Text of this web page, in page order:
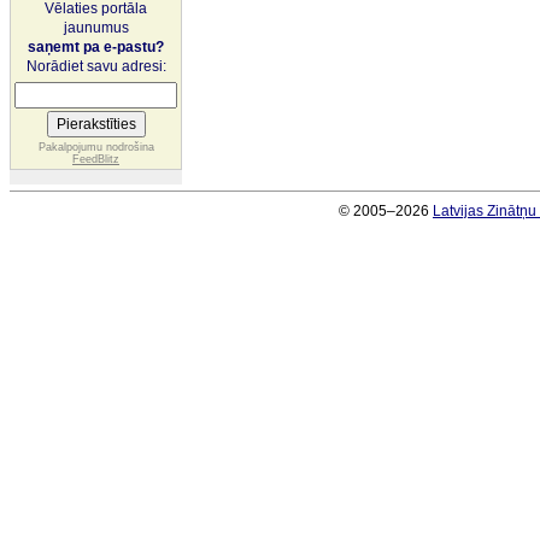
Vēlaties portāla
jaunumus
saņemt pa e-pastu?
Norādiet savu adresi:
Pakalpojumu nodrošina
FeedBlitz
© 2005–2026 Latvijas